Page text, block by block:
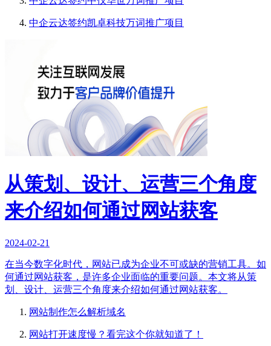
中企云达签约凯卓科技万词推广项目
从策划、设计、运营三个角度
来介绍如何通过网站获客
2024-02-21
在当今数字化时代，网站已成为企业不可或缺的营销工具。如
何通过网站获客，是许多企业面临的重要问题。本文将从策
划、设计、运营三个角度来介绍如何通过网站获客。
网站制作怎么解析域名
网站打开速度慢？看完这个你就知道了！